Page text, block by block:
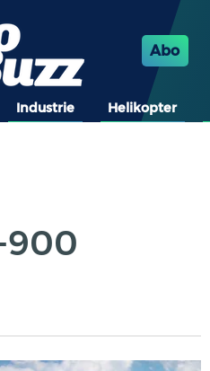
Abo
Industrie Helikopter
900